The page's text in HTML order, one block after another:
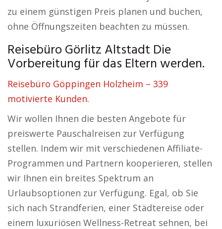
zu einem günstigen Preis planen und buchen,
ohne Öffnungszeiten beachten zu müssen.
Reisebüro Görlitz Altstadt Die
Vorbereitung für das Eltern werden.
Reisebüro Göppingen Holzheim – 339
motivierte Kunden.
Wir wollen Ihnen die besten Angebote für
preiswerte Pauschalreisen zur Verfügung
stellen. Indem wir mit verschiedenen Affiliate-
Programmen und Partnern kooperieren, stellen
wir Ihnen ein breites Spektrum an
Urlaubsoptionen zur Verfügung. Egal, ob Sie
sich nach Strandferien, einer Städtereise oder
einem luxuriösen Wellness-Retreat sehnen, bei